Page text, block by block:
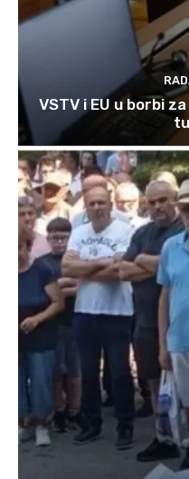
VSTV i EU u borbi